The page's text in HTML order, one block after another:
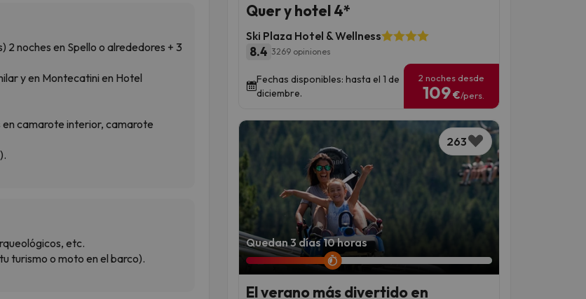
2 noches en Spello o alrededores + 3
y en Montecatini en Hotel
en camarote interior, camarote
etc.
turismo o moto en el barco).
Quer y hotel 4*
Ski Plaza Hotel & Wellness
8.4 3269 opiniones
Fechas disponibles: hasta el 1 de
diciembre.
2 noches desde
109€/pers.
263
Quedan 3 días 10 horas
El verano más divertido en